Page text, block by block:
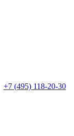
+7 (495) 118-20-30